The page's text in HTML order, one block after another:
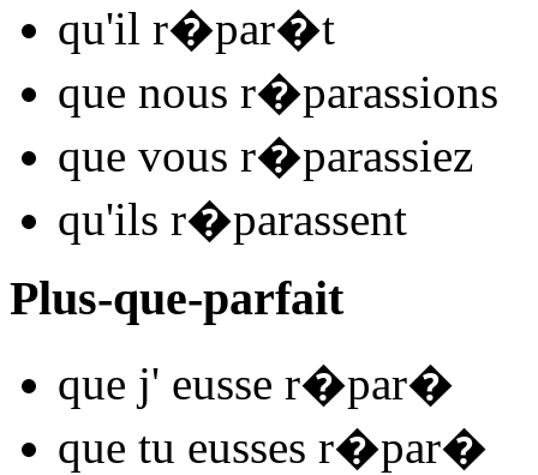
qu'il r�par�t
que nous r�parassions
que vous r�parassiez
qu'ils r�parassent
Plus-que-parfait
que j' eusse r�par�
que tu eusses r�par�